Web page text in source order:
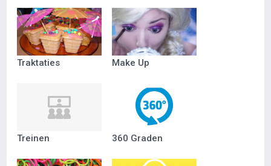
Traktaties Make Up
Treinen 360 Graden